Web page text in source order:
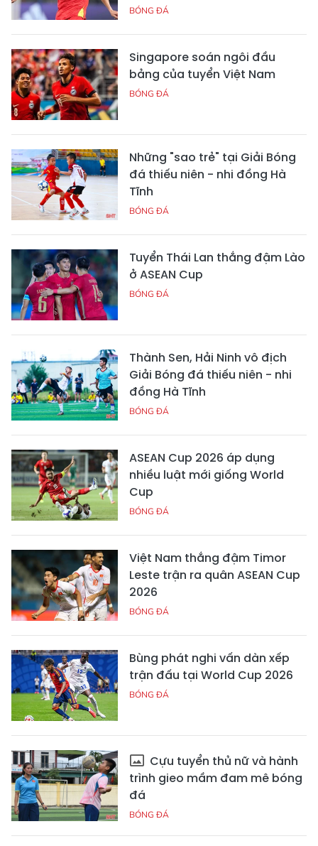
BÓNG ĐÁ
Singapore soán ngôi đầu
bảng của tuyển Việt Nam
BÓNG ĐÁ
Những "sao trẻ" tại Giải Bóng
đá thiếu niên - nhi đồng Hà
Tĩnh
BÓNG ĐÁ
Tuyển Thái Lan thắng đậm Lào
ở ASEAN Cup
BÓNG ĐÁ
Thành Sen, Hải Ninh vô địch
Giải Bóng đá thiếu niên - nhi
đồng Hà Tĩnh
BÓNG ĐÁ
ASEAN Cup 2026 áp dụng
nhiều luật mới giống World
Cup
BÓNG ĐÁ
Việt Nam thắng đậm Timor
Leste trận ra quân ASEAN Cup
2026
BÓNG ĐÁ
Bùng phát nghi vấn dàn xếp
trận đấu tại World Cup 2026
BÓNG ĐÁ
Cựu tuyển thủ nữ và hành
trình gieo mầm đam mê bóng
đá
BÓNG ĐÁ